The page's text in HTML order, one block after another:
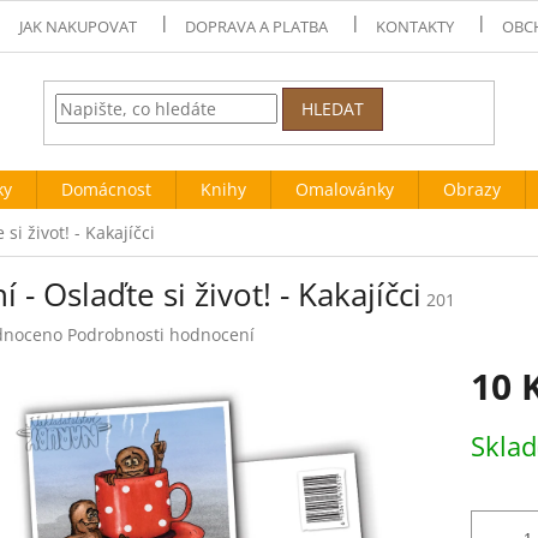
JAK NAKUPOVAT DOPRAVA A PLATBA KONTAKTY
HLEDAT
Domácnost Knihy Omalovánky Obrazy
si život! - Kakajíčci
- Oslaďte si život! - Kakajíčci 201
Podrobnosti hodnocení
10
cena: